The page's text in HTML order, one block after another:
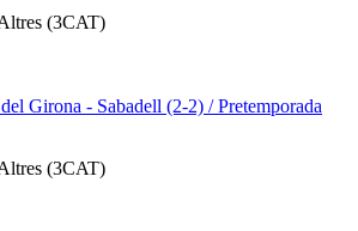
(3CAT)
Girona - Sabadell (2-2) / Pretemporada
(3CAT)